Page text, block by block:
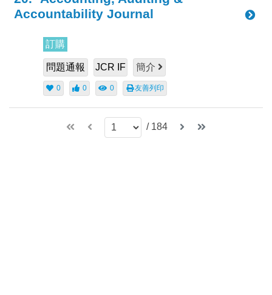
Accountability Journal
訂購
問題通報 JCR IF 簡介
0 0 0 友善列印
/ 184